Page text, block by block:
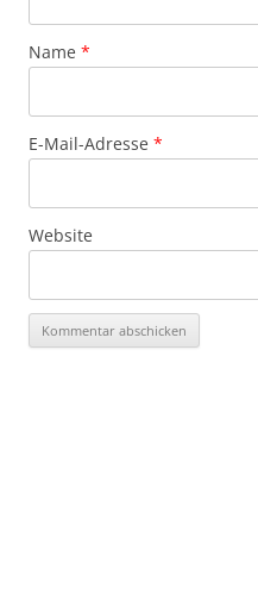
Name *
E-Mail-Adresse *
Website